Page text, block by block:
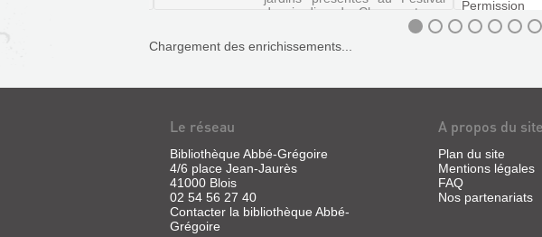
EPIS
DE
des jardins de Chaumont-sur-
Loire. L'ouvrage dévoile des
créations originales proposant
de nouvelles plantes et des c...
Chargement des enrichissements...
Le réseau
Bibliothèque Abbé-Grégoire
4/6 place Jean-Jaurès
41000 Blois
02 54 56 27 40
Contacter la bibliothèque Abbé-
Grégoire
A propos du site
Plan du site
Mentions légales
FAQ
Nos partenariats